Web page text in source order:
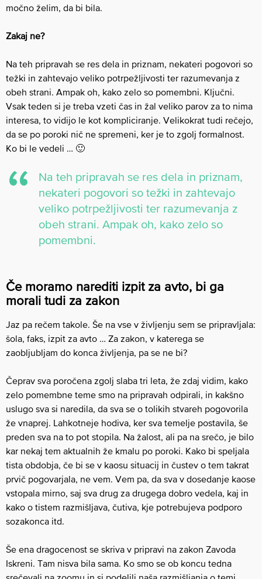
močno želim, da bi bila.
Zakaj ne?
Na teh pripravah se res dela in priznam, nekateri pogovori so
težki in zahtevajo veliko potrpežljivosti ter razumevanja z
obeh strani. Ampak oh, kako zelo so pomembni. Ključni.
Vsak teden si je treba vzeti čas in žal veliko parov za to nima
interesa, to vidijo le kot kompliciranje. Velikokrat tudi rečejo,
da se po poroki nič ne spremeni, ker je to zgolj formalnost.
Ko bi le vedeli … 🙂
Na teh pripravah se res dela in priznam,
nekateri pogovori so težki in zahtevajo
veliko potrpežljivosti ter razumevanja z
obeh strani. Ampak oh, kako zelo so
pomembni.
Če moramo narediti izpit za avto, bi ga
morali tudi za zakon
Jaz pa rečem takole. Še na vse v življenju sem se pripravljala:
šola, faks, izpit za avto … Za zakon, v katerega se
zaobljubljam do konca življenja, pa se ne bi?
Čeprav sva poročena zgolj slaba tri leta, že zdaj vidim, kako
zelo pomembne teme smo na pripravah odpirali, in kakšno
uslugo sva si naredila, da sva se o tolikih stvareh pogovorila
že vnaprej. Lahkotneje hodiva, ker sva temelje postavila, še
preden sva na to pot stopila. Na žalost, ali pa na srečo, je bilo
kar nekaj tem aktualnih že kmalu po poroki. Kako bi speljala
tista obdobja, če bi se v kaosu situacij in čustev o tem takrat
prvič pogovarjala, ne vem. Vem pa, da sva v dosedanje kaose
vstopala mirno, saj sva drug za drugega dobro vedela, kaj in
kako o tistem razmišljava, čutiva, kje potrebujeva podporo
sozakonca itd.
Še ena dragocenost se skriva v pripravi na zakon Zavoda
Iskreni. Tam nisva bila sama. Ko smo se ob koncu tedna